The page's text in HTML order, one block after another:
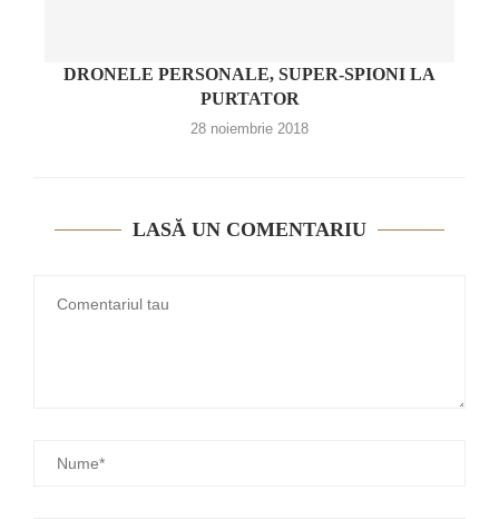
DRONELE PERSONALE, SUPER-SPIONI LA
PURTATOR
28 noiembrie 2018
LASĂ UN COMENTARIU